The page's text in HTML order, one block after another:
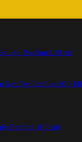
Eau De Parfum 100 Ml